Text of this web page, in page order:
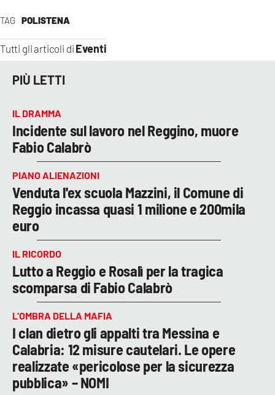
TAG POLISTENA
Tutti gli articoli di Eventi
PIÙ LETTI
IL DRAMMA
Incidente sul lavoro nel Reggino, muore
Fabio Calabrò
PIANO ALIENAZIONI
Venduta l'ex scuola Mazzini, il Comune di
Reggio incassa quasi 1 milione e 200mila
euro
IL RICORDO
Lutto a Reggio e Rosalì per la tragica
scomparsa di Fabio Calabrò
L’OMBRA DELLA MAFIA
I clan dietro gli appalti tra Messina e
Calabria: 12 misure cautelari. Le opere
realizzate «pericolose per la sicurezza
pubblica» – NOMI